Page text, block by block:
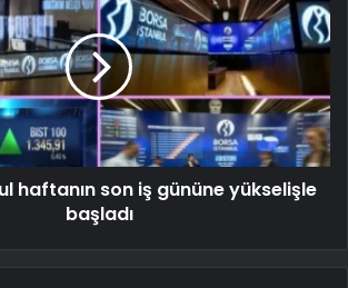
haftanın son iş gününe yükselişle
başladı